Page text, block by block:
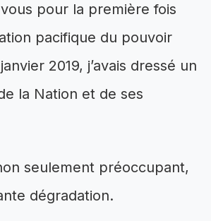
vous pour la première fois
pacifique du pouvoir
2019, j’avais dressé un
la Nation et de ses
seulement préoccupant,
dégradation.